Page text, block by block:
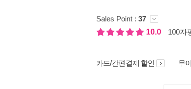
Sales Point : 37
10.0
100자
카드/간편결제 할인 무